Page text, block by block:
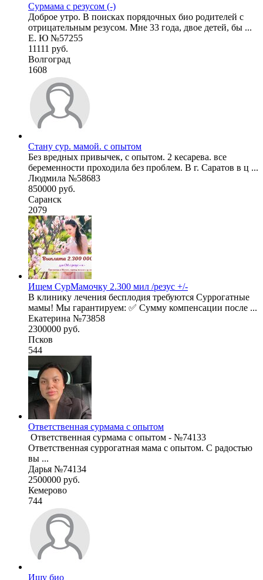
Сурмама с резусом (-)
Доброе утро. В поисках порядочных био родителей с
отрицательным резусом. Мне 33 года, двое детей, бы ...
Е. Ю №57255
11111 руб.
Волгоград
1608
Стану сур. мамой. с опытом
Без вредных привычек, с опытом. 2 кесарева. все
беременности проходила без проблем. В г. Саратов в ц ...
Людмила №58683
850000 руб.
Саранск
2079
Ищем СурМамочку 2.300 мил /резус +/-
В клинику лечения бесплодия требуются Суррогатные
мамы! Мы гарантируем: ✅ Сумму компенсации после ...
Екатерина №73858
2300000 руб.
Псков
544
Ответственная сурмама с опытом
Ответственная суррогатная мама с опытом. С радостью
вы ...
Дарья №74134
2500000 руб.
Кемерово
744
Ищу био